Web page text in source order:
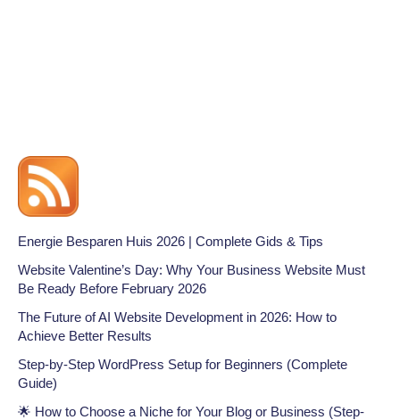
Energie Besparen Huis 2026 | Complete Gids & Tips
Website Valentine’s Day: Why Your Business Website Must
Be Ready Before February 2026
The Future of AI Website Development in 2026: How to
Achieve Better Results
Step-by-Step WordPress Setup for Beginners (Complete
Guide)
🌟 How to Choose a Niche for Your Blog or Business (Step-